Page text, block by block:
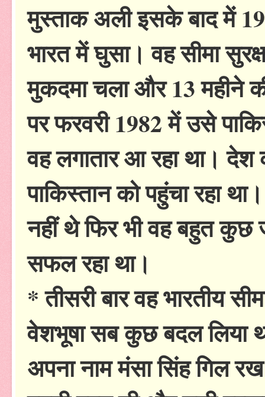
मुस्ताक अली इसके बाद में
भारत में घुसा। वह सीमा
मुकदमा चला और 13 महीने
पर फरवरी 1982 में उसे
वह लगातार आ रहा था। देश
पाकिस्तान को पहुंचा रहा
नहीं थे फिर भी वह बहुत कुछ
सफल रहा था।
* तीसरी बार वह भारतीय
वेशभूषा सब कुछ बदल लिया
अपना नाम मंसा सिंह गिल